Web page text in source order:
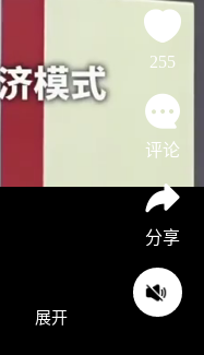
展开
255
评论
分享